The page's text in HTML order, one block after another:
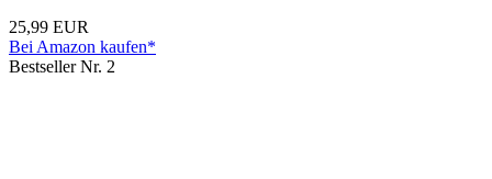
25,99 EUR
Bei Amazon kaufen*
Bestseller Nr. 2